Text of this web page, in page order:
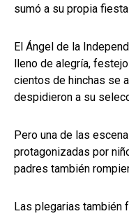
sumó a su propia
El Ángel de la
lleno de alegría,
cientos de hinchas se
despidieron a su
Pero una de las
protagonizadas por
padres también
Las plegarias también